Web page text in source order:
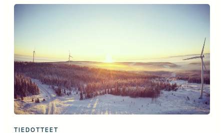
MW:n 20-vuotisen elinkaaren aikana. Raportissa
kattaen elinkaaren kaikkien vaiheiden (suunnittelu,
rakentaminen, käyttö ja purku) suorat ja
kerrannaisvaikutukset. Lataa infograafi
työllisyysluvuista Lataa infograafi muista […]
TIEDOTTEET